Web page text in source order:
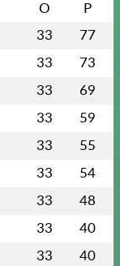
O P
33 77
33 73
33 69
33 59
33 55
33 54
33 48
33 40
33 40